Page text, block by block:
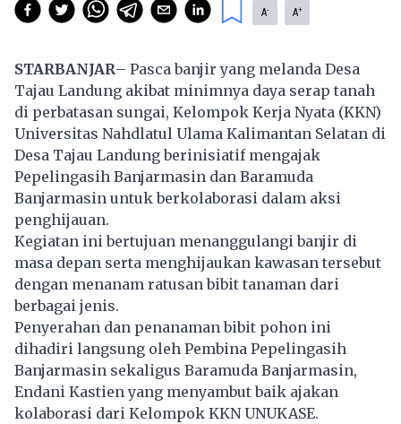
A- A+
STARBANJAR– Pasca banjir yang melanda Desa
Tajau Landung akibat minimnya daya serap tanah
di perbatasan sungai, Kelompok Kerja Nyata (KKN)
Universitas Nahdlatul Ulama Kalimantan Selatan di
Desa Tajau Landung berinisiatif mengajak
Pepelingasih Banjarmasin dan Baramuda
Banjarmasin untuk berkolaborasi dalam aksi
penghijauan.
Kegiatan ini bertujuan menanggulangi banjir di
masa depan serta menghijaukan kawasan tersebut
dengan menanam ratusan bibit tanaman dari
berbagai jenis.
Penyerahan dan penanaman bibit pohon ini
dihadiri langsung oleh Pembina Pepelingasih
Banjarmasin sekaligus Baramuda Banjarmasin,
Endani Kastien yang menyambut baik ajakan
kolaborasi dari Kelompok KKN UNUKASE.